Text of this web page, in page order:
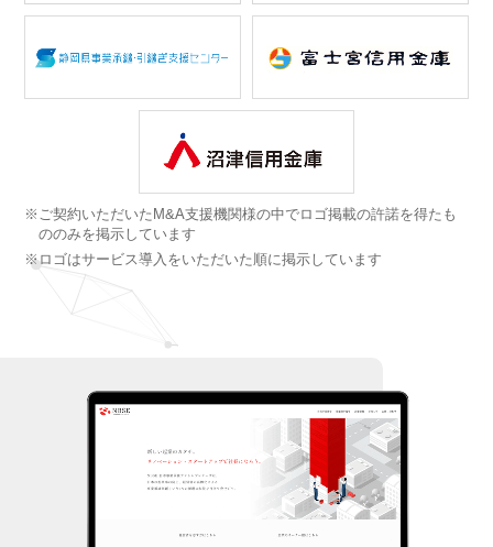
※ご契約いただいたM&A支援機関様の中でロゴ掲載の許諾を得たも
ののみを掲示しています
※ロゴはサービス導入をいただいた順に掲示しています